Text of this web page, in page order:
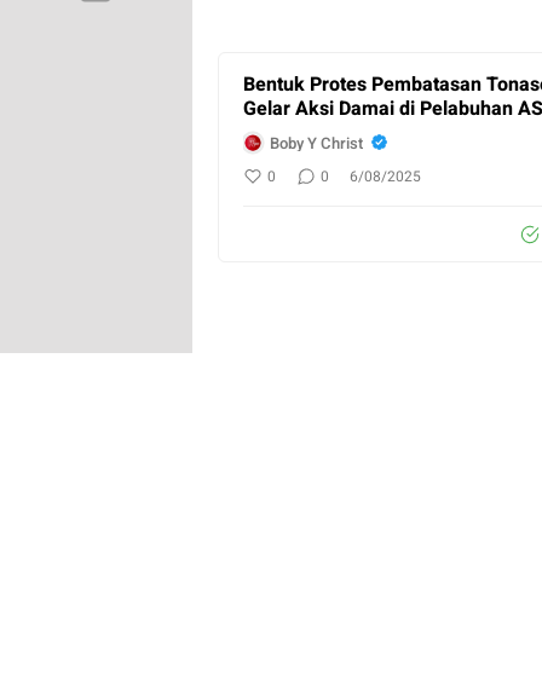
Bentuk Protes Pembatasan
Gelar Aksi Damai di Pelabuhan
Boby Y Christ
0 0 6/08/2025